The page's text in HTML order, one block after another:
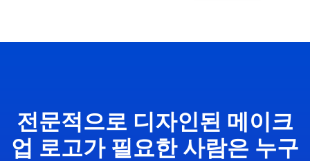
전문적으로 디자인된 메이크
업 로고가 필요한 사람은 누구